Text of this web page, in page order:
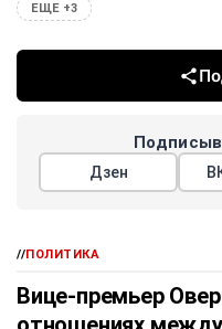
ЕЩЕ +3
Дзен
//ПОЛИТИКА
Вице-премьер